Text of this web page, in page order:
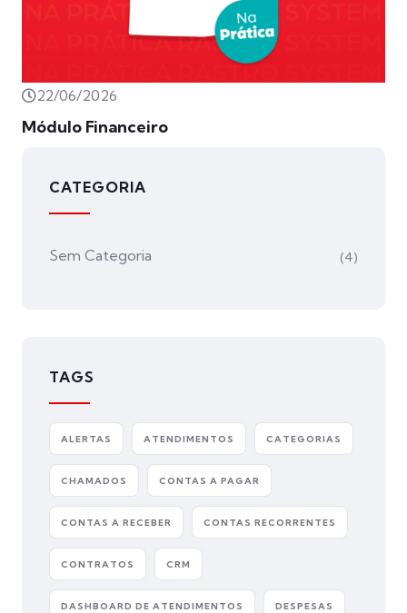
22/06/2026
Módulo Financeiro
CATEGORIA
Sem Categoria (4)
TAGS
ALERTAS ATENDIMENTOS CATEGORIAS
CHAMADOS CONTAS A PAGAR
CONTAS A RECEBER CONTAS RECORRENTES
CONTRATOS CRM
DASHBOARD DE ATENDIMENTOS DESPESAS